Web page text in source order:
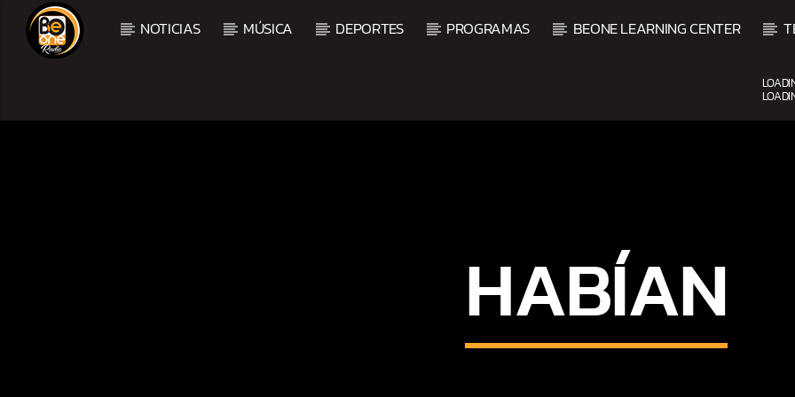
NOTICIAS MÚSICA DEPORTES PROGRAMAS BEONE LEARNING CENTER
HABÍAN